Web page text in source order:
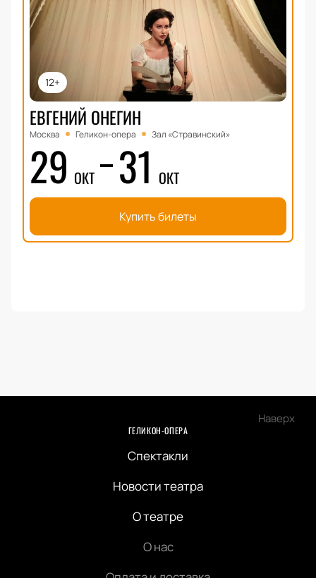
12+
ЕВГЕНИЙ ОНЕГИН
Москва Геликон-опера Зал «Стравинский»
29 ОКТ 31 ОКТ
Купить билеты
Наверх
ГЕЛИКОН-ОПЕРА
Спектакли
Новости театра
О театре
О нас